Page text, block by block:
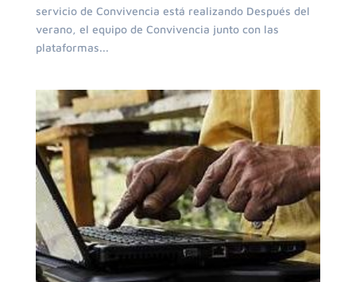
servicio de Convivencia está realizando Después del
verano, el equipo de Convivencia junto con las
plataformas...